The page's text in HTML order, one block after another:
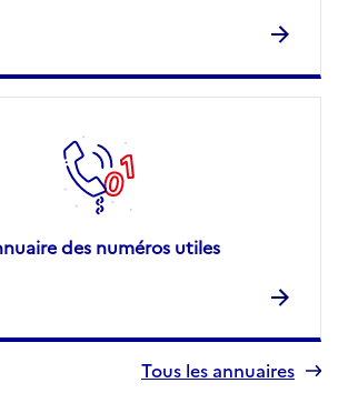
des numéros utiles
Tous les annuaires